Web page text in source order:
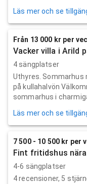
Läs mer och se
Från 13 000 kr per
Vacker villa i Arild
4 sängplatser
Uthyres. Sommarhus
på kullahalvön
sommarhus i charmiga
Läs mer och se
7 500 - 10 500 kr per
Fint fritidshus
4-6 sängplatser
4recensioner, 5